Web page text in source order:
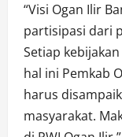
“Visi Ogan Ilir
partisipasi dari
Setiap
hal ini Pemkab
harus
masyarakat.